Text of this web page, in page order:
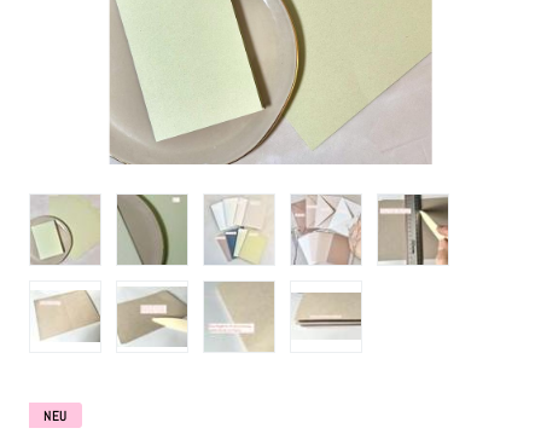
Clear Stamps
Stempelkissen
Kartendeko Embellishments
Präge-, Universal- Maskierschablonen
NEU